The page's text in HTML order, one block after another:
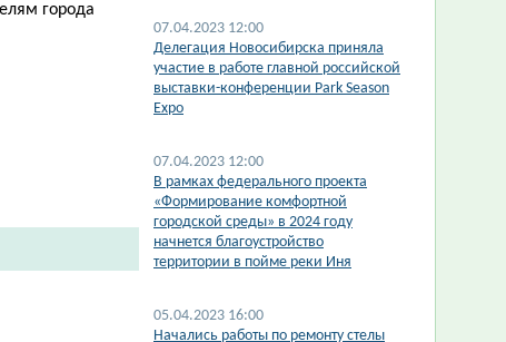
города
07.04.2023 12:00
Делегация Новосибирска приняла
участие в работе главной российской
выставки-конференции Park Season
Expo
07.04.2023 12:00
В рамках федерального проекта
«Формирование комфортной
городской среды» в 2024 году
начнется благоустройство
территории в пойме реки Иня
05.04.2023 16:00
Начались работы по ремонту стелы